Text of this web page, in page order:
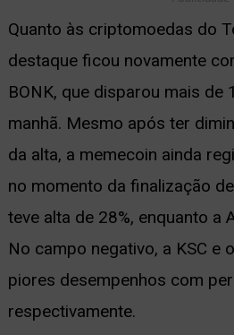
Quanto às criptomoedas do
destaque ficou novamente
BONK, que disparou mais de
manhã. Mesmo após ter
da alta, a memecoin ainda
no momento da finalização
teve alta de 28%, enquanto a
No campo negativo, a KSC e
piores desempenhos com
respectivamente.